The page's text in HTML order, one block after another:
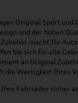
Original Sport
und der hohen
macht Ihr
Sie sich für alle
an Original
die Wertigkeit Ihres
Ihre Fahrräder sicher